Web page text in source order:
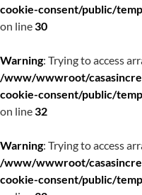
cookie-consent/public/
on line30
Warning: Trying to access
/www/wwwroot/
cookie-consent/public/
on line32
Warning: Trying to access
/www/wwwroot/
cookie-consent/public/